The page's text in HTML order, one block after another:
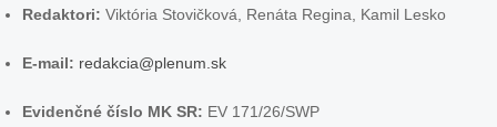
Redaktori: Viktória Stovičková, Renáta Regina, Kamil Lesko
E-mail: redakcia@plenum.sk
Evidenčné číslo MK SR: EV 171/26/SWP